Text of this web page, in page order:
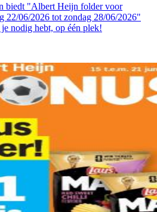
biedt "Albert Heijn folder voor
22/06/2026 tot zondag 28/06/2026"
nodig hebt, op één plek!